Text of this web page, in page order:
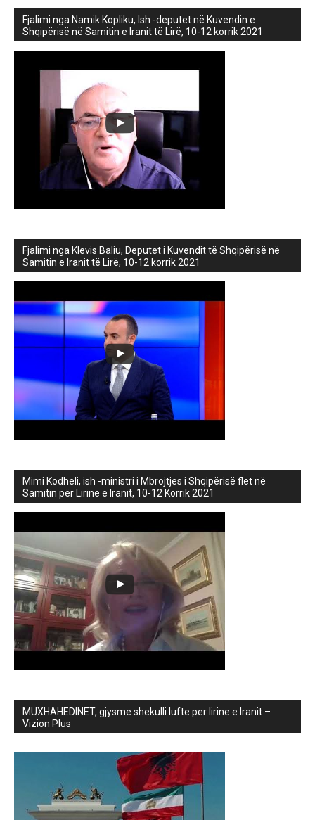
Fjalimi nga Namik Kopliku, Ish -deputet në Kuvendin e
Shqipërisë në Samitin e Iranit të Lirë, 10-12 korrik 2021
Fjalimi nga Klevis Baliu, Deputet i Kuvendit të Shqipërisë në
Samitin e Iranit të Lirë, 10-12 korrik 2021
Mimi Kodheli, ish -ministri i Mbrojtjes i Shqipërisë flet në
Samitin për Lirinë e Iranit, 10-12 Korrik 2021
MUXHAHEDINET, gjysme shekulli lufte per lirine e Iranit –
Vizion Plus